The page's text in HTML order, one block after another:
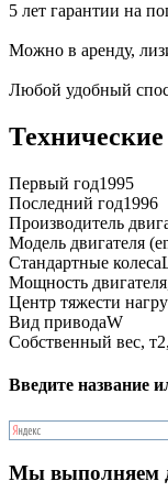
5 лет гарантии на
Можно в аренду,
Любой удобный
Первый год1995
Последний год1996
Производитель
Модель двигателя
Стандартные колеса
Мощность
Центр тяжести
Вид приводаW
Собственный вес, т
Введите название
Мы выполняем